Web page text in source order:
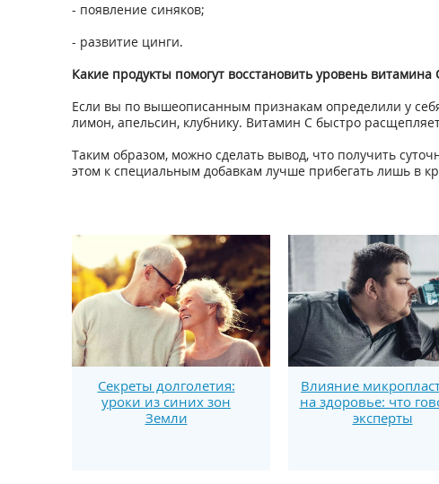
- появление синяков;
- развитие цинги.
Какие продукты помогут восстановить уровень витамина
Если вы по вышеописанным признакам определили у
лимон, апельсин, клубнику. Витамин С быстро
Таким образом, можно сделать вывод, что получить
этом к специальным добавкам лучше прибегать лишь в
Секреты долголетия:
уроки из синих зон
Земли
Влияние
на здоровье: что
эксперты